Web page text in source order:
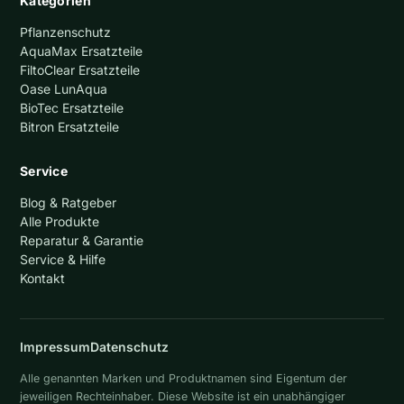
Pflanzenschutz
AquaMax Ersatzteile
FiltoClear Ersatzteile
Oase LunAqua
BioTec Ersatzteile
Bitron Ersatzteile
Service
Blog & Ratgeber
Alle Produkte
Reparatur & Garantie
Service & Hilfe
Kontakt
ImpressumDatenschutz
Alle genannten Marken und Produktnamen sind Eigentum der
jeweiligen Rechteinhaber. Diese Website ist ein unabhängiger